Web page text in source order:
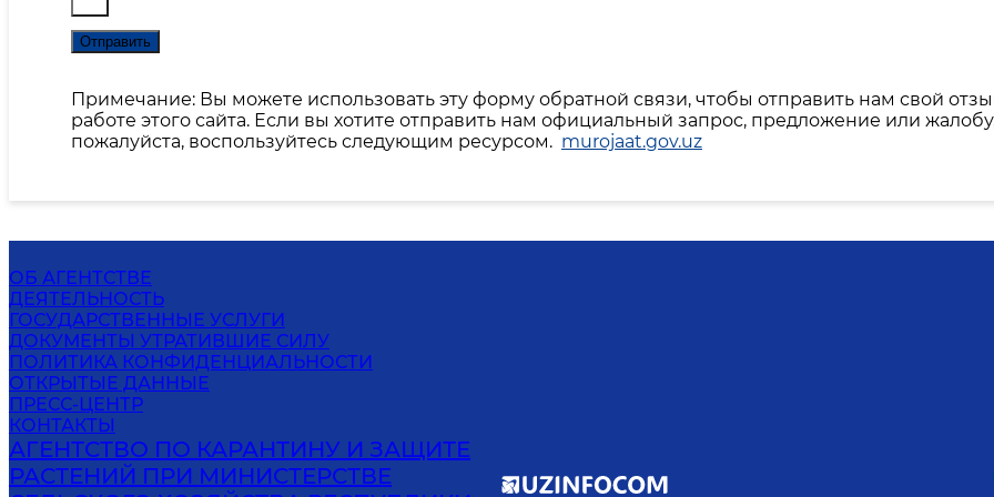
Отправить
Примечание: Вы можете использовать эту форму обратной связи, чтобы отправить нам свой
работе этого сайта. Если вы хотите отправить нам официальный запрос, предложение или
пожалуйста, воспользуйтесь следующим ресурсом. murojaat.gov.uz
ОБ АГЕНТСТВЕ
ДЕЯТЕЛЬНОСТЬ
ГОСУДАРСТВЕННЫЕ УСЛУГИ
ДОКУМЕНТЫ УТРАТИВШИЕ СИЛУ
ПОЛИТИКА КОНФИДЕНЦИАЛЬНОСТИ
ОТКРЫТЫЕ ДАННЫЕ
ПРЕСС-ЦЕНТР
КОНТАКТЫ
АГЕНТСТВО ПО КАРАНТИНУ И ЗАЩИТЕ
РАСТЕНИЙ ПРИ МИНИСТЕРСТВЕ